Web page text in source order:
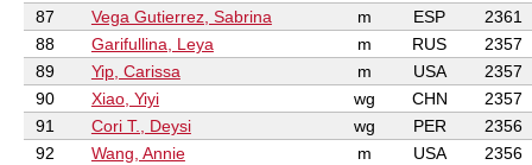
87
Vega Gutierrez, Sabrina m ESP
2361
88
Garifullina, Leya m RUS
2357
89
Yip, Carissa m USA
2357
90
Xiao, Yiyi wg CHN
2357
91
Cori T., Deysi wg PER
2356
92
Wang, Annie m USA
2356